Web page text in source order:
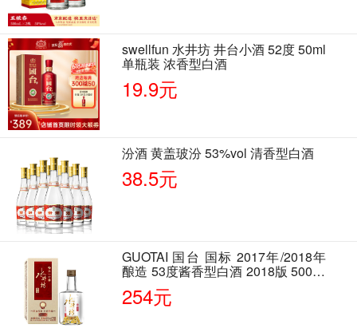
swellfun 水井坊 井台小酒 52度 50ml
单瓶装 浓香型白酒
19.9元
汾酒 黄盖玻汾 53%vol 清香型白酒
38.5元
GUOTAI 国台 国标 2017年/2018年
酿造 53度酱香型白酒 2018版 500ml
单瓶装
254元